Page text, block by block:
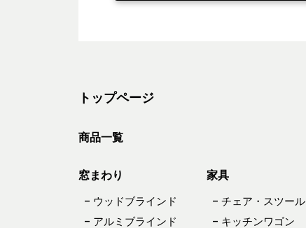
トップページ
商品一覧
窓まわり
– ウッドブラインド
– アルミブラインド
家具
– チェア・スツール
– キッチンワゴン